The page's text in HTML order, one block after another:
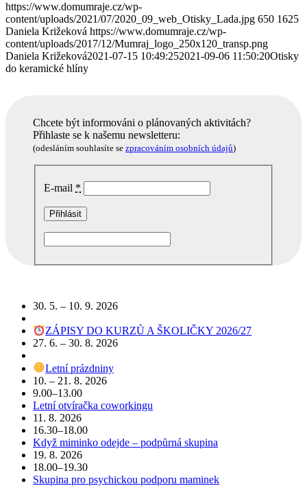
https://www.domumraje.cz/wp-
content/uploads/2021/07/2020_09_web_Otisky_Lada.jpg 650 1625
Daniela Križeková https://www.domumraje.cz/wp-
content/uploads/2017/12/Mumraj_logo_250x120_transp.png
Daniela Križeková2021-07-15 10:49:252021-09-06 11:50:20Otisky
do keramické hlíny
Chcete být informováni o plánovaných aktivitách?
Přihlaste se k našemu newsletteru:
(odesláním souhlasíte se zpracováním osobních údajů)
E-mail *
30. 5. – 10. 9. 2026
ZÁPISY DO KURZŮ A ŠKOLIČKY 2026/27
27. 6. – 30. 8. 2026
Letní prázdniny
10. – 21. 8. 2026
9.00–13.00
Letní otvíračka coworkingu
11. 8. 2026
16.30–18.00
Když miminko odejde – podpůrná skupina
19. 8. 2026
18.00–19.30
Skupina pro psychickou podporu maminek